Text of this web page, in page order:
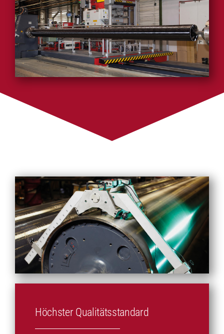
Höchster Qualitätsstandard